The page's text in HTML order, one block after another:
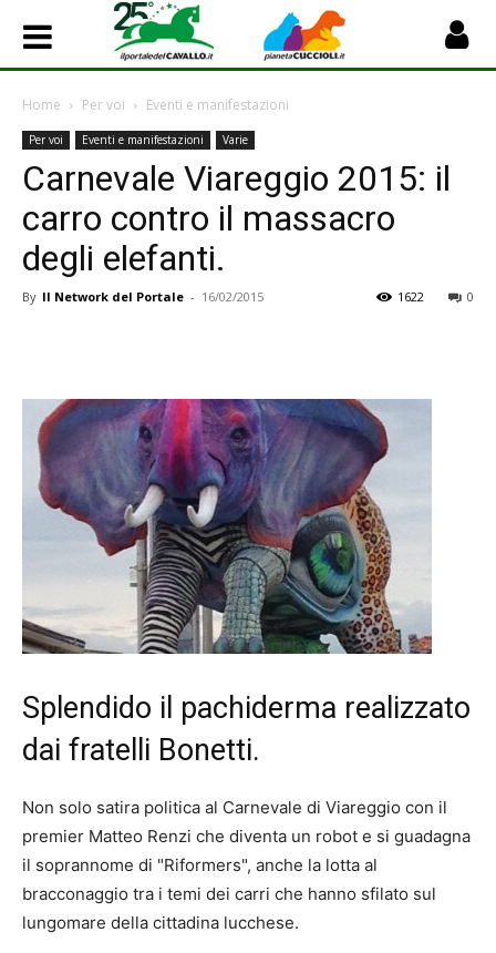
Home Per voi Eventi e manifestazioni
Per voi Eventi e manifestazioni Varie
Carnevale Viareggio 2015: il
carro contro il massacro
degli elefanti.
By Il Network del Portale - 16/02/2015 0
1622
Splendido il pachiderma realizzato
dai fratelli Bonetti.
Non solo satira politica al Carnevale di Viareggio con il
premier Matteo Renzi che diventa un robot e si guadagna
il soprannome di "Riformers", anche la lotta al
bracconaggio tra i temi dei carri che hanno sfilato sul
lungomare della cittadina lucchese.